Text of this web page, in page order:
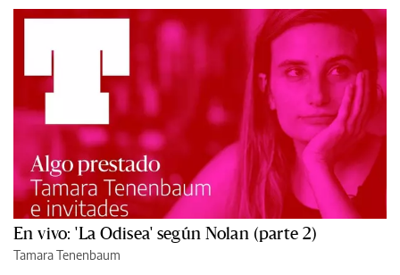
En vivo: 'La Odisea' según Nolan (parte 2)
Tamara Tenenbaum